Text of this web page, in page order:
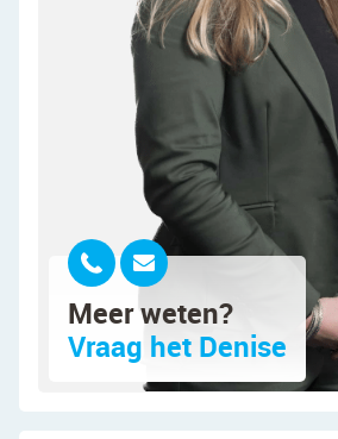
Begane grond:
Na binnenkomst word je
sfeervolle entreehal, die via
in-looddeuren toegang biedt tot
hallen zijn voorzien van een
tegelvloer, die doorloopt tot in de
de tweede hal bereik je de trap
verdieping, bergkasten, een
staand toilet en fonteintje, de
woonkamer en gesloten keuken.
In de woon- en eetkamer ligt een
zijn de wanden keurig afgewerkt.
er authentieke elementen
Meer weten?
Vraag het Denise